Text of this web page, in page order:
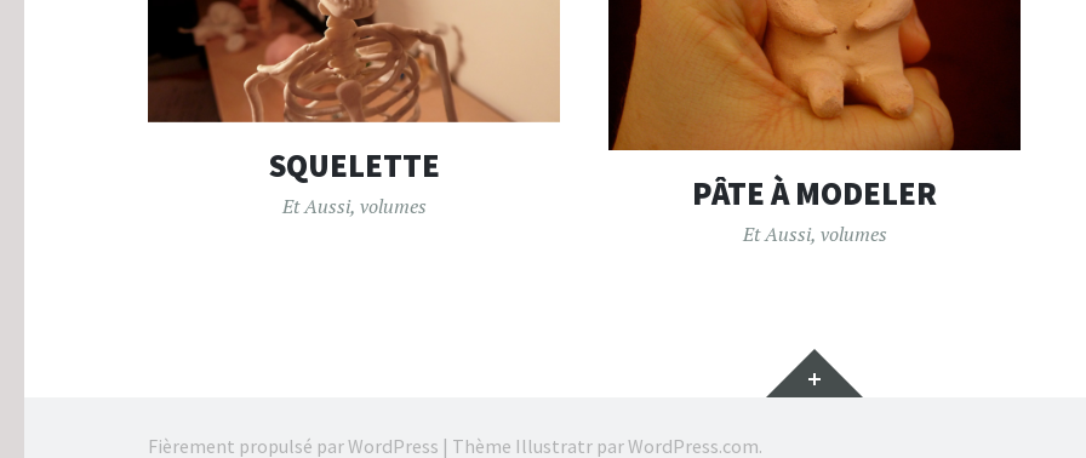
SQUELETTE
Et Aussi, volumes PÂTE À MODELER
Et Aussi, volumes
Gadgets
Fièrement propulsé par WordPress | Thème Illustratr parWordPress.com.